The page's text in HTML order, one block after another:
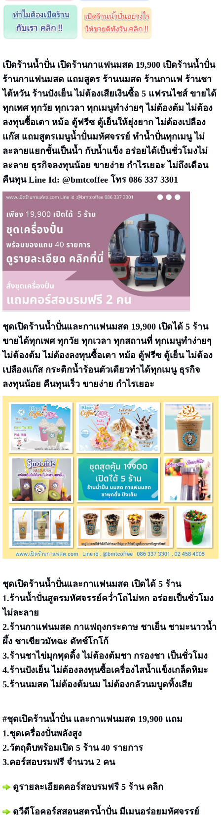
เปิดร้านน้ำปั่น เปิดร้านกาแฟนมสด 19,900 เปิดร้านน้ำปั่น
ร้านกาแฟนมสด แถมสูตร ร้านนมสด ร้านกาแฟ ร้านชา
ไต้หวัน ร้านปังเย็น ไม่ต้องเสียเงินซื้อ 5 แฟรนไชส์ ขายได้
ทุกเพศ ทุกวัย ทุกเวลา ทุกเมนูทำง่ายๆ ไม่ต้องต้ม ไม่ต้อง
ลงทุนซื้อเตา หม้อ ตู้ฟรีซ ตู้เย็นให้ยุ่งยาก ไม่ต้องเปลือง
แก๊ส แถมสูตรเมนูน้ำปั่นมหัศจรรย์ ทำน้ำปั่นทุกเมนู ไม่
ละลายแยกชั้นเป็นน้ำ กับน้ำแข็ง อร่อยได้เป็นชั่วโมงไม่
ละลาย ธุรกิจลงทุนน้อย ขายง่าย กำไรเยอะ ไม่ถึงเดือน
คืนทุน Line Id: @bmtcoffee โทร 086 337 3301
ชุดเปิดร้านน้ำปั่นและกาแฟนมสด 19,900 เปิดได้ 5 ร้าน
ขายได้ทุกเพศ ทุกวัย ทุกเวลา ทุกสถานที่ ทุกเมนูทำง่ายๆ
ไม่ต้องต้ม ไม่ต้องลงทุนซื้อเตา หม้อ ตู้ฟรีซ ตู้เย็น ไม่ต้อง
เปลืองแก๊ส กระติกน้ำร้อนตัวเดียวทำได้ทุกเมนู ธุรกิจ
ลงทุนน้อย คืนทุนเร็ว ขายง่าย กำไรเยอะ
ชุดเปิดร้านน้ำปั่นและกาแฟนมสด เปิดได้ 5 ร้าน
1.ร้านน้ำปั่นสูตรมหัศจรรย์คว่ำโถไม่หก อร่อยเป็นชั่วโมง
ไม่ละลาย
2.ร้านกาแฟนมสด กาแฟถุงกระดาษ ชาเย็น ชามะนาวน้ำ
ผึ้ง ชาเขียวมัทฉะ ดัทช์โกโก้
3.ร้านชาไข่มุกพุดดิ้ง ไม่ต้องต้มชา กรองชา เป็นชั่วโมง
4.ร้านปังเย็น ไม่ต้องลงทุนซื้อเครื่องไสน้ำแข็งเกล็ดหิมะ
5.ร้านนมสด ไม่ต้องต้มนม ไม่ต้องกลัวนมบูดทิ้งเสีย
#ชุดเปิดร้านน้ำปั่น และกาแฟนมสด 19,900 แถม
1.ชุดเครื่องปั่นพลังสูง
2.วัตถุดิบพร้อมเปิด 5 ร้าน 40 รายการ
3.คอร์สอบรมฟรี จำนวน 2 คน
ดูรายละเอียดคอร์สอบรมฟรี 5 ร้านคลิก
ดูวีดีโอคอร์สสอนสูตรน้ำปั่น มีเมนูอร่อยมหัศจรรย์